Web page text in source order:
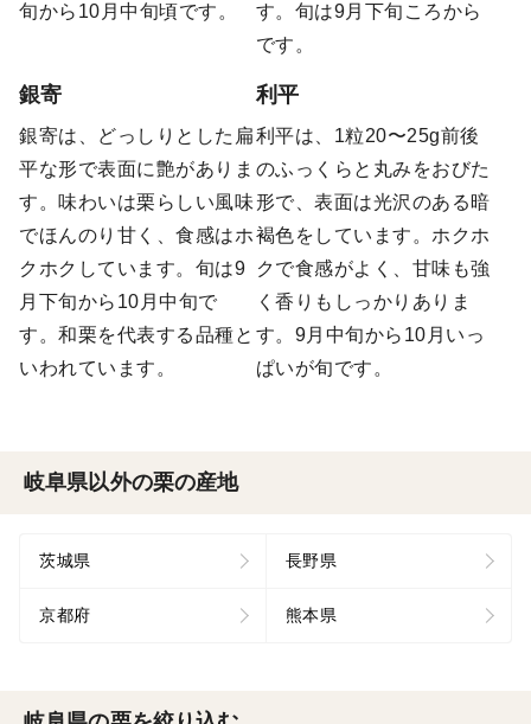
旬から10月中旬頃です。
す。旬は9月下旬ころから
です。
銀寄
銀寄は、どっしりとした扁
平な形で表面に艶がありま
す。味わいは栗らしい風味
でほんのり甘く、食感はホ
クホクしています。旬は9
月下旬から10月中旬で
す。和栗を代表する品種と
いわれています。
利平
利平は、1粒20〜25g前後
のふっくらと丸みをおびた
形で、表面は光沢のある暗
褐色をしています。ホクホ
クで食感がよく、甘味も強
く香りもしっかりありま
す。9月中旬から10月いっ
ぱいが旬です。
岐阜県以外の栗の産地
茨城県 長野県
京都府 熊本県